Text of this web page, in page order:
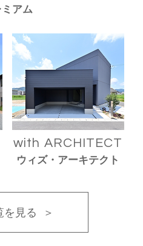
アム
with ARCHITECT
ウィズ・アーキテクト
を見る